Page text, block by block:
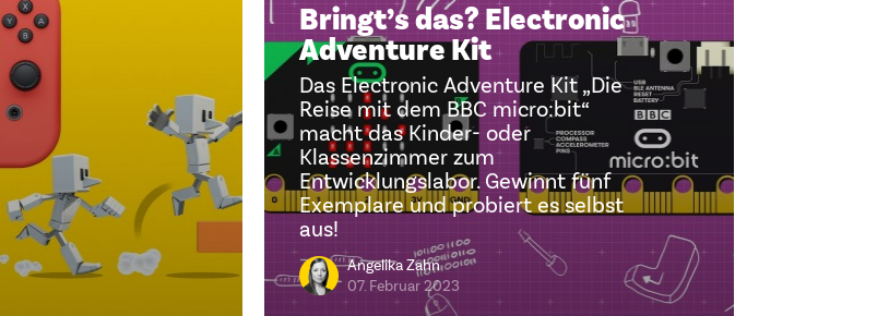
Bringt’s das? Electronic
Adventure Kit
Das Electronic Adventure Kit „Die
Reise mit dem BBC micro:bit“
macht das Kinder- oder
Klassenzimmer zum
Entwicklungslabor. Gewinnt fünf
Exemplare und probiert es selbst
aus!
Angelika Zahn
07. Februar 2023